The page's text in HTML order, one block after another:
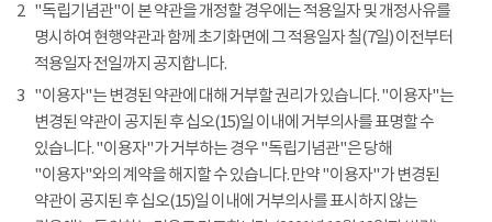
2 "독립기념관"이 본 약관을 개정할 경우에는 적용일자 및 개정사유를
명시하여 현행약관과 함께 초기화면에 그 적용일자 칠(7일) 이전부터
적용일자 전일까지 공지합니다.
3 "이용자"는 변경된 약관에 대해 거부할 권리가 있습니다. "이용자"는
변경된 약관이 공지된 후 십오(15)일 이내에 거부의사를 표명할 수
있습니다. "이용자"가 거부하는 경우 "독립기념관"은 당해
"이용자"와의 계약을 해지할 수 있습니다. 만약 "이용자"가 변경된
약관이 공지된 후 십오(15)일 이내에 거부의사를 표시하지 않는